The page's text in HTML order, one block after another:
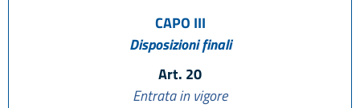
CAPO III
Disposizioni finali
Art. 20
Entrata in vigore